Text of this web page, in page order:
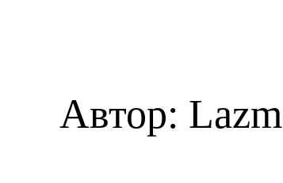
Автор: Lazm